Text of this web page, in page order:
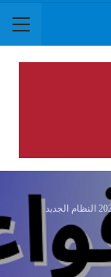
اجابة أسئلة قواعد اللغة الفرنسية على منصة حصص مصر 2021 النظام الجديد